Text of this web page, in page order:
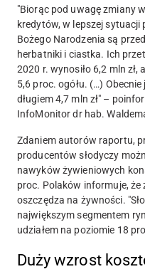
"Biorąc pod uwagę zmiany
kredytów, w lepszej
Bożego Narodzenia są
herbatniki i ciastka. Ich
2020 r. wynosiło 6,2 mln
5,6 proc. ogółu. (…)
długiem 4,7 mln zł" –
InfoMonitor dr hab.
Zdaniem autorów raportu,
producentów słodyczy
nawyków żywieniowych
proc. Polaków informuje, że
oszczędza na żywności.
największym segmentem
udziałem na poziomie 18
Duży wzrost